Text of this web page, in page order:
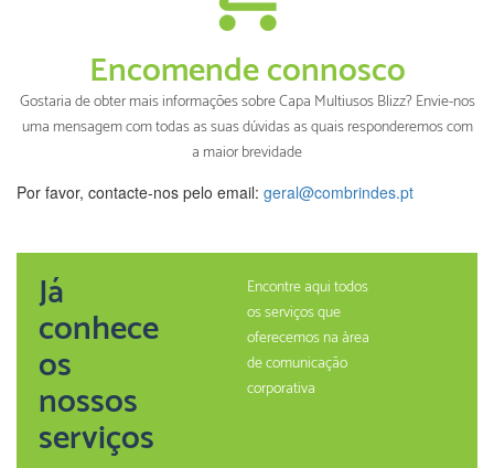
Encomende connosco
Gostaria de obter mais informações sobre Capa Multiusos Blizz? Envie-nos
uma mensagem com todas as suas dúvidas as quais responderemos com
a maior brevidade
Por favor, contacte-nos pelo email: geral@combrindes.pt
Já
conhece
os
nossos
serviços
Encontre aqui todos
os serviços que
oferecemos na àrea
de comunicação
corporativa